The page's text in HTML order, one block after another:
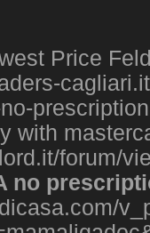
Price
with
forum/
no